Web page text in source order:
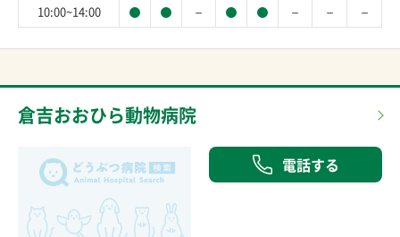
10:00~14:00 － － － －
倉吉おおひら動物病院
電話する